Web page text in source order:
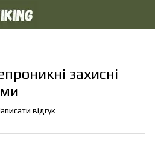
захисні
відгук